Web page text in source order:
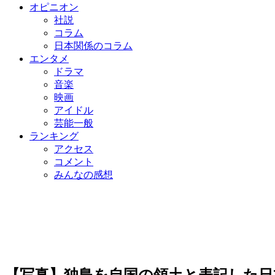
オピニオン
社説
コラム
日本関係のコラム
エンタメ
ドラマ
音楽
映画
アイドル
芸能一般
ランキング
アクセス
コメント
みんなの感想